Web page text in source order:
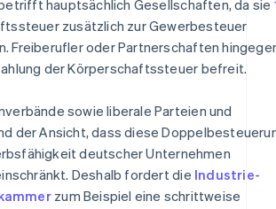
hauptsächlich Gesellschaften, da sie
zusätzlich zur Gewerbesteuer
Freiberufler oder Partnerschaften
der Körperschaftssteuer befreit.
sowie liberale Parteien und
der Ansicht, dass diese
deutscher Unternehmen
Deshalb fordert die Industrie-
zum Beispiel eine schrittweise